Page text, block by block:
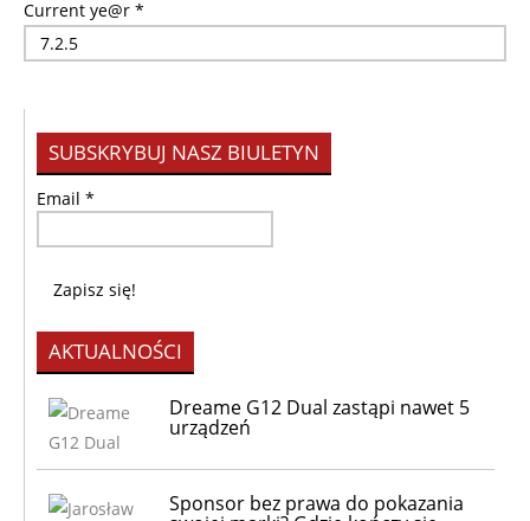
Current ye@r *
SUBSKRYBUJ NASZ BIULETYN
Email *
AKTUALNOŚCI
Dreame G12 Dual zastąpi nawet 5
urządzeń
Sponsor bez prawa do pokazania